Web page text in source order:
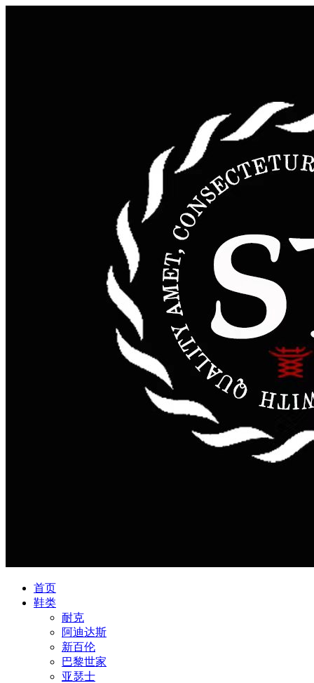
首页
鞋类
耐克
阿迪达斯
新百伦
巴黎世家
亚瑟士